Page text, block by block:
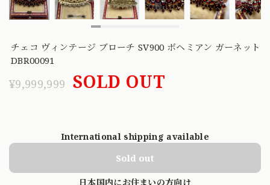
チェコ ヴィンテージ ブローチ SV900 ボヘミアン ガーネット
DBR00091
¥9,999,999 SOLD OUT
International shipping available
Sold out
日本国内にお住まいの方向け